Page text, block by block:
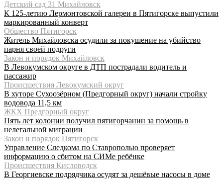
Детский сад 31 Михайловск
К 125-летию Лермонтовской галереи в Пятигорске выпустили
маркированный конверт
Общество Пятигорск
Житель Михайловска осудили за покушение на убийство
парня своей подруги
Закон и порядок Михайловск
В Левокумском округе в ДТП пострадали водитель и
пассажир
Происшествия Левокумский округ
В хуторе Сухоозёрном (Предгорный округ) начали стройку
водовода 11,5 км
ЖКХ Предгорный округ
Пять лет колонии получил пятигорчанин за помощь в
нелегальной миграции
Закон и порядок Пятигорск
Управление Следкома по Ставрополью проверяет
информацию о сбитом на СИМе ребёнке
Происшествия Кисловодск
В Георгиевске подрядчика осудят за дешёвые насосы в доме